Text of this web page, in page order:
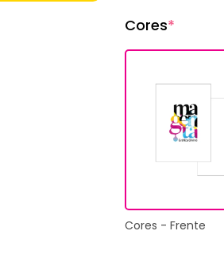
Cores*
Cores - Frente